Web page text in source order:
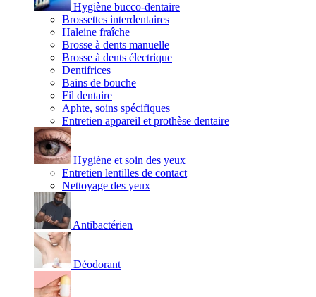
Hygiène bucco-dentaire
Brossettes interdentaires
Haleine fraîche
Brosse à dents manuelle
Brosse à dents électrique
Dentifrices
Bains de bouche
Fil dentaire
Aphte, soins spécifiques
Entretien appareil et prothèse dentaire
Hygiène et soin des yeux
Entretien lentilles de contact
Nettoyage des yeux
Antibactérien
Déodorant